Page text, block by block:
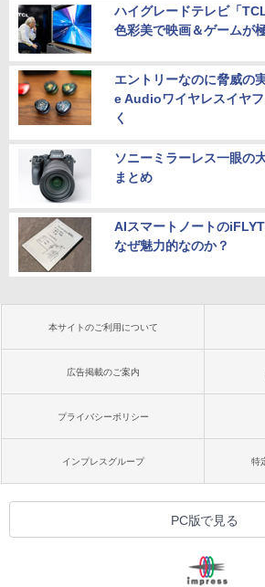
ハイグレードテレビ「
色彩美で映画＆ゲームが
エントリーなのに脅威の
e Audioワイヤレスイヤ
く
ソニーミラーレス一眼の
まとめ
AIスマートノートの
なぜ魅力的なのか？
本サイトのご利用について
広告掲載のご案内
プライバシーポリシー
インプレスグループ 特
PC版で見る